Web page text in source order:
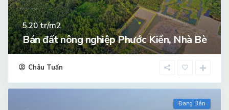
5.20tr/m2
Bán đất nông nghiệp Phước Kiển, Nhà Bè
Châu Tuấn
Đang Bán